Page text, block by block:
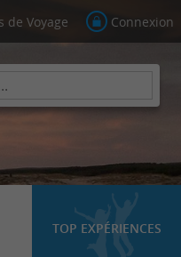
de Voyage Connexion
TOP EXPÉRIENCES